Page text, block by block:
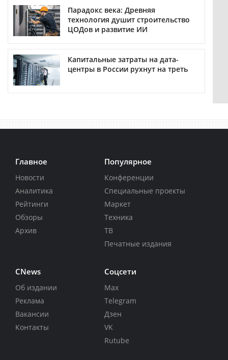
Парадокс века: Древняя
технология душит строительство
ЦОДов и развитие ИИ
Капитальные затраты на дата-
центры в России рухнут на треть
Главное
Новости
Аналитика
Рейтинги
Обзоры
Архив
Популярное
Конференции
Специальные проекты
Маркет
Техника
ТВ
Печатные издания
CNews
Об издании
Реклама
Вакансии
Контакты
Соцсети
Max
Telegram
Дзен
VK
Rutube